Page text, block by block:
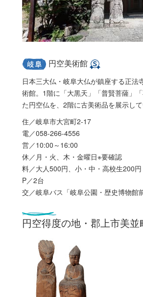
円空美術館
日本三大仏・岐阜大仏が鎮座する正法
術館。1階に「大黒天」「普賢菩薩」
た円空仏を、2階に古美術品を展示して
住／岐阜市大宮町2-17
電／058-266-4556
営／10:00～16:00
休／月・火、木・金曜日※要確認
料／大人500円、小・中・高校生200円
P／2台
交／岐阜バス「岐阜公園・歴史博物館
円空得度の地・ 郡上市美並